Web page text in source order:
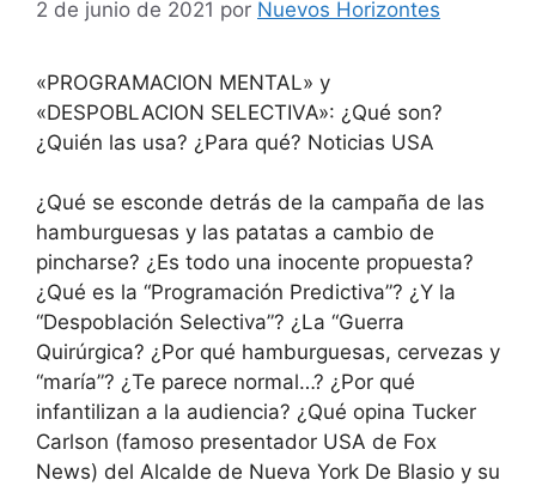
2 de junio de 2021 por Nuevos Horizontes
«PROGRAMACION MENTAL» y
«DESPOBLACION SELECTIVA»: ¿Qué son?
¿Quién las usa? ¿Para qué? Noticias USA
¿Qué se esconde detrás de la campaña de las
hamburguesas y las patatas a cambio de
pincharse? ¿Es todo una inocente propuesta?
¿Qué es la “Programación Predictiva”? ¿Y la
“Despoblación Selectiva”? ¿La “Guerra
Quirúrgica? ¿Por qué hamburguesas, cervezas y
“maría”? ¿Te parece normal…? ¿Por qué
infantilizan a la audiencia? ¿Qué opina Tucker
Carlson (famoso presentador USA de Fox
News) del Alcalde de Nueva York De Blasio y su